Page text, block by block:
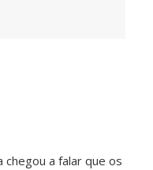
a falar que os